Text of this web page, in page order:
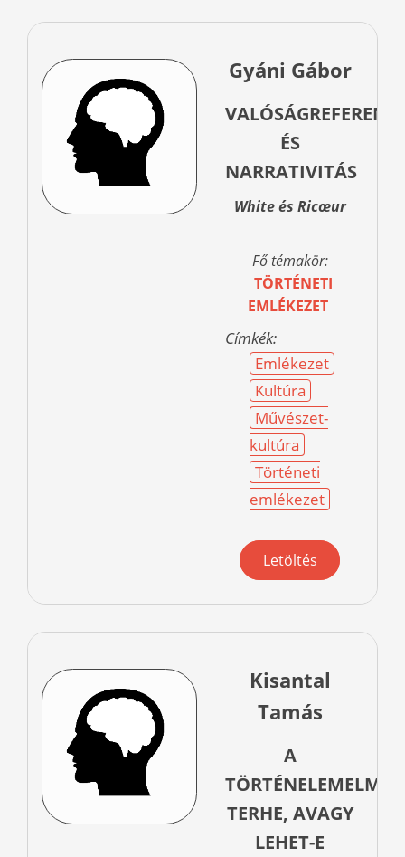
Gyáni Gábor
ÉS
NARRATIVITÁS
White és Ricœur
Fő témakör:
TÖRTÉNETI
EMLÉKEZET
Címkék:
Emlékezet
Kultúra
Művészet-
kultúra
Történeti
emlékezet
Letöltés
Kisantal
Tamás
A
TERHE, AVAGY
LEHET-E